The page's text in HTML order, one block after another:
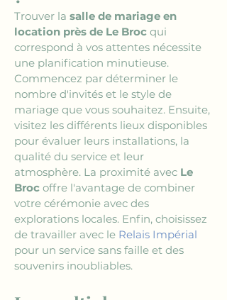
Trouver la salle de mariage en
location près de Le Broc qui
correspond à vos attentes nécessite
une planification minutieuse.
Commencez par déterminer le
nombre d'invités et le style de
mariage que vous souhaitez. Ensuite,
visitez les différents lieux disponibles
pour évaluer leurs installations, la
qualité du service et leur
atmosphère. La proximité avec Le
Broc offre l'avantage de combiner
votre cérémonie avec des
explorations locales. Enfin, choisissez
de travailler avec le Relais Impérial
pour un service sans faille et des
souvenirs inoubliables.